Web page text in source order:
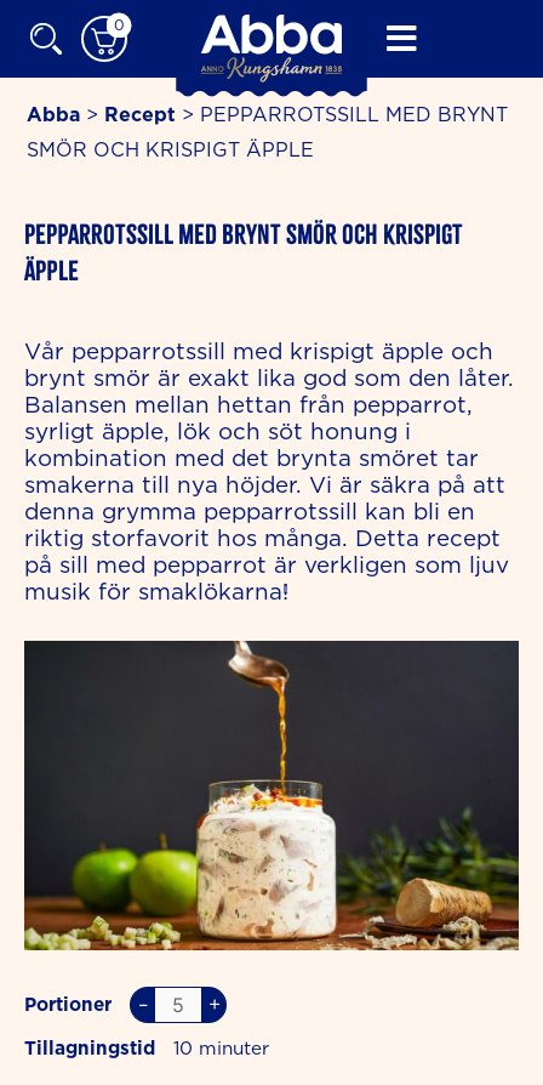
0
Abba > Recept > PEPPARROTSSILL MED BRYNT
SMÖR OCH KRISPIGT ÄPPLE
PEPPARROTSSILL MED BRYNT SMÖR OCH KRISPIGT
ÄPPLE
Vår pepparrotssill med krispigt äpple och
brynt smör är exakt lika god som den låter.
Balansen mellan hettan från pepparrot,
syrligt äpple, lök och söt honung i
kombination med det brynta smöret tar
smakerna till nya höjder. Vi är säkra på att
denna grymma pepparrotssill kan bli en
riktig storfavorit hos många. Detta recept
på sill med pepparrot är verkligen som ljuv
musik för smaklökarna!
Portioner – +
Tillagningstid 10